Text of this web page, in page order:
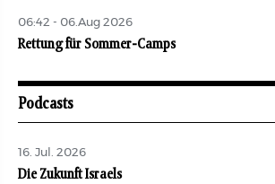
06:42 - 06.Aug 2026
Rettung für Sommer-Camps
Podcasts
16. Jul. 2026
Die Zukunft Israels